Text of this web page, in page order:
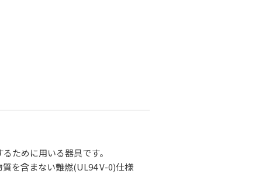
ために用いる器具です。
を含まない難燃(UL94 V-0)仕様